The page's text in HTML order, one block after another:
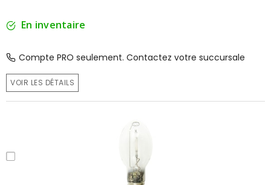
En inventaire
Compte PRO seulement. Contactez votre succursale
VOIR LES DÉTAILS